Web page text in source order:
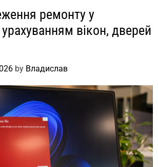
ремонту у
вікон, дверей
by Владислав